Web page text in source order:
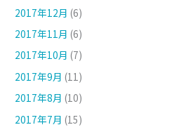
2017年12月 (6)
2017年11月 (6)
2017年10月 (7)
2017年9月 (11)
2017年8月 (10)
2017年7月 (15)